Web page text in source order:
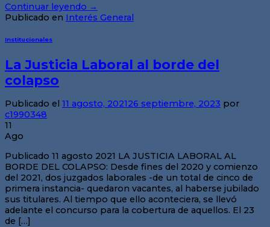
Continuar leyendo →
Publicado en Interés General
Institucionales
La Justicia Laboral al borde del
colapso
Publicado el 11 agosto, 202126 septiembre, 2023 por
c1990348
11
Ago
Publicado 11 agosto 2021 LA JUSTICIA LABORAL AL
BORDE DEL COLAPSO: Desde fines del 2020 y comienzo
del 2021, dos juzgados laborales -de un total de cinco de
primera instancia- quedaron vacantes, al haberse jubilado
sus titulares. Al tiempo que ello aconteciera, se llevó
adelante el concurso para la cobertura de aquellos. El 23
de […]